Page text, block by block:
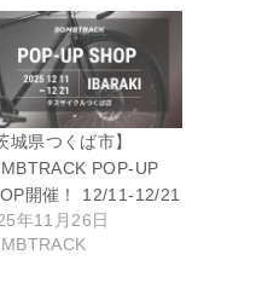
城県つくば市】
POP-UP
開催！ 12/11-12/21
年11月26日